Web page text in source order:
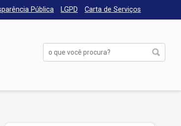
Pública LGPD Carta de Serviços